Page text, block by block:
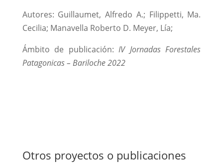
Autores: Guillaumet, Alfredo A.; Filippetti, Ma.
Cecilia; Manavella Roberto D. Meyer, Lía;
Ámbito de publicación:IV Jornadas Forestales
Patagonicas – Bariloche 2022
Otros proyectos o publicaciones